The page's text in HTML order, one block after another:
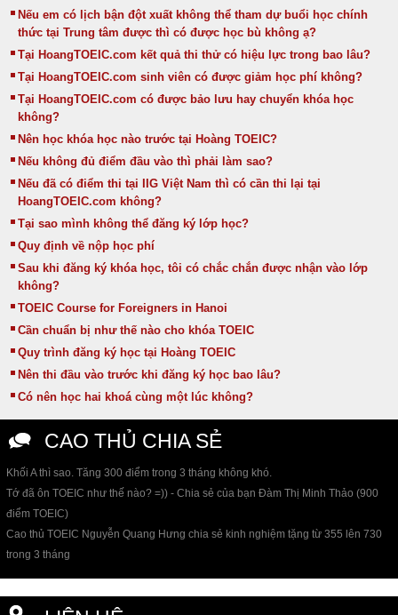
Nếu em có lịch bận đột xuất không thể tham dự buổi học chính
thức tại Trung tâm được thì có được học bù không ạ?
Tại HoangTOEIC.com kết quả thi thử có hiệu lực trong bao lâu?
Tại HoangTOEIC.com sinh viên có được giảm học phí không?
Tại HoangTOEIC.com có được bảo lưu hay chuyển khóa học
không?
Nên học khóa học nào trước tại Hoàng TOEIC?
Nếu không đủ điểm đầu vào thì phải làm sao?
Nếu đã có điểm thi tại IIG Việt Nam thì có cần thi lại tại
HoangTOEIC.com không?
Tại sao mình không thể đăng ký lớp học?
Quy định về nộp học phí
Sau khi đăng ký khóa học, tôi có chắc chắn được nhận vào lớp
không?
TOEIC Course for Foreigners in Hanoi
Cần chuẩn bị như thế nào cho khóa TOEIC
Quy trình đăng ký học tại Hoàng TOEIC
Nên thi đầu vào trước khi đăng ký học bao lâu?
Có nên học hai khoá cùng một lúc không?
CAO THỦ CHIA SẺ
Khối A thì sao. Tăng 300 điểm trong 3 tháng không khó.
Tớ đã ôn TOEIC như thế nào? =)) - Chia sẻ của bạn Đàm Thị Minh Thảo (900
điểm TOEIC)
Cao thủ TOEIC Nguyễn Quang Hưng chia sẻ kinh nghiệm tặng từ 355 lên 730
trong 3 tháng